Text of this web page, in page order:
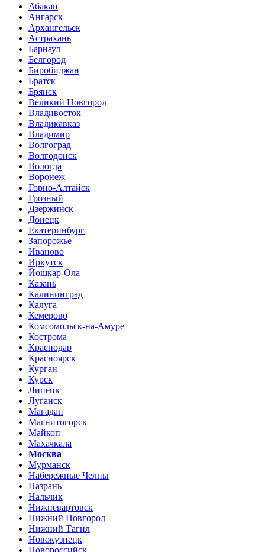
Абакан
Ангарск
Архангельск
Астрахань
Барнаул
Белгород
Биробиджан
Братск
Брянск
Великий Новгород
Владивосток
Владикавказ
Владимир
Волгоград
Волгодонск
Вологда
Воронеж
Горно-Алтайск
Грозный
Дзержинск
Донецк
Екатеринбург
Запорожье
Иваново
Иркутск
Йошкар-Ола
Казань
Калининград
Калуга
Кемерово
Комсомольск-на-Амуре
Кострома
Краснодар
Красноярск
Курган
Курск
Липецк
Луганск
Магадан
Магнитогорск
Майкоп
Махачкала
Москва
Мурманск
Набережные Челны
Назрань
Нальчик
Нижневартовск
Нижний Новгород
Нижний Тагил
Новокузнецк
Новороссийск